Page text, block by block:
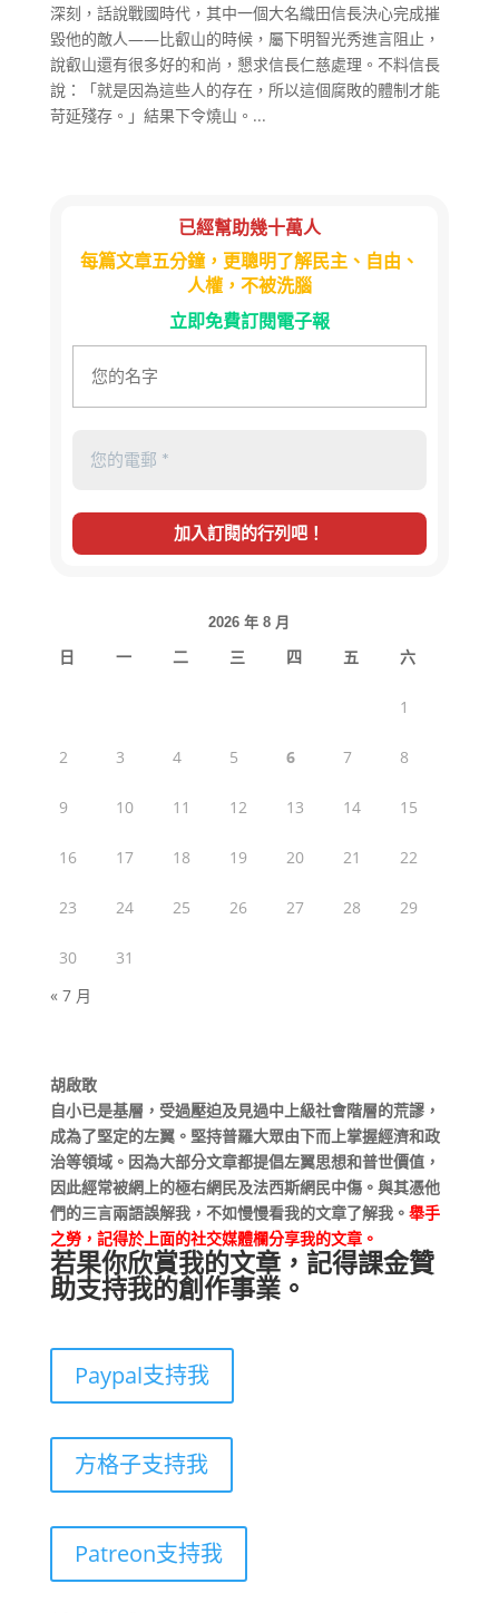
深刻，話說戰國時代，其中一個大名織田信長決心完成摧
毀他的敵人——比叡山的時候，屬下明智光秀進言阻止，
說叡山還有很多好的和尚，懇求信長仁慈處理。不料信長
說：「就是因為這些人的存在，所以這個腐敗的體制才能
苛延殘存。」結果下令燒山。...
已經幫助幾十萬人
每篇文章五分鐘，更聰明了解民主、自由、
人權，不被洗腦
立即免費訂閱電子報
2026 年 8 月
日 一 二 三 四 五 六
1
2 3 4 5 6 7 8
9 10 11 12 13 14 15
16 17 18 19 20 21 22
23 24 25 26 27 28 29
30
31
« 7 月
胡啟敢
自小已是基層，受過壓迫及見過中上級社會階層的荒謬，
成為了堅定的左翼。堅持普羅大眾由下而上掌握經濟和政
治等領域。因為大部分文章都提倡左翼思想和普世價值，
因此經常被網上的極右網民及法西斯網民中傷。與其憑他
們的三言兩語誤解我，不如慢慢看我的文章了解我。 舉手
之勞，記得於上面的社交媒體欄分享我的文章。
若果你欣賞我的文章，記得課金贊
助支持我的創作事業。
Paypal支持我
方格子支持我
Patreon支持我